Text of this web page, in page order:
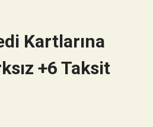
Kartlarına
+6 Taksit